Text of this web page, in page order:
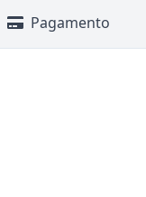
Pagamento